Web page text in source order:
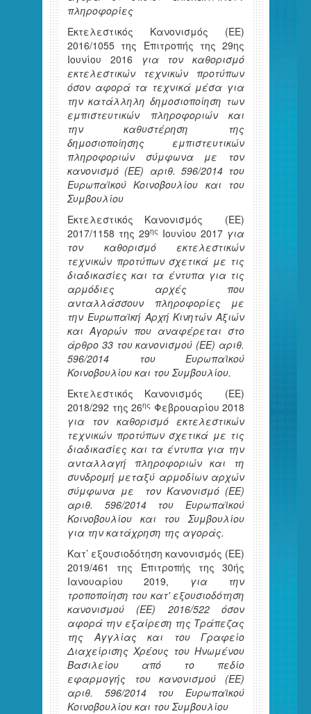
πληροφορίες
Εκτελεστικός Κανονισμός (ΕΕ)
2016/1055 της Επιτροπής της 29ης
Ιουνίου 2016
για τον καθορισμό
εκτελεστικών τεχνικών προτύπων
όσον αφορά τα τεχνικά μέσα για
την κατάλληλη δημοσιοποίηση των
εμπιστευτικών πληροφοριών και
την καθυστέρηση της
δημοσιοποίησης εμπιστευτικών
πληροφοριών σύμφωνα με τον
κανονισμό (ΕΕ) αριθ. 596/2014 του
Ευρωπαϊκού Κοινοβουλίου και του
Συμβουλίου
Εκτελεστικός Κανονισμός (ΕΕ)
2017/1158 της 29ης Ιουνίου 2017 για
τον καθορισμό εκτελεστικών
τεχνικών προτύπων σχετικά με τις
διαδικασίες και τα έντυπα για τις
αρμόδιες αρχές που
ανταλλάσσουν πληροφορίες με
την Ευρωπαϊκή Αρχή Κινητών Αξιών
και Αγορών που αναφέρεται στο
άρθρο 33 του κανονισμού (ΕΕ) αριθ.
596/2014 του Ευρωπαϊκού
Κοινοβουλίου και του Συμβουλίου.
Εκτελεστικός Κανονισμός (ΕΕ)
2018/292 της 26ης Φεβρουαρίου 2018
για τον καθορισμό εκτελεστικών
τεχνικών προτύπων σχετικά με τις
διαδικασίες και τα έντυπα για την
ανταλλαγή πληροφοριών και τη
συνδρομή μεταξύ αρμοδίων αρχών
σύμφωνα με τον Κανονισμό (ΕΕ)
αριθ. 596/2014 του Ευρωπαϊκού
Κοινοβουλίου και του Συμβουλίου
για την κατάχρηση της αγοράς.
Κατ’ εξουσιοδότηση κανονισμός (ΕΕ)
2019/461 της Επιτροπής της 30ής
Ιανουαρίου 2019,
για την
τροποποίηση του κατ' εξουσιοδότηση
κανονισμού (ΕΕ) 2016/522 όσον
αφορά την εξαίρεση της Τράπεζας
της Αγγλίας και του Γραφείο
Διαχείρισης Χρέους του Ηνωμένου
Βασιλείου από το πεδίο
εφαρμογής του κανονισμού (ΕΕ)
αριθ. 596/2014 του Ευρωπαϊκού
Κοινοβουλίου και του Συμβουλίου